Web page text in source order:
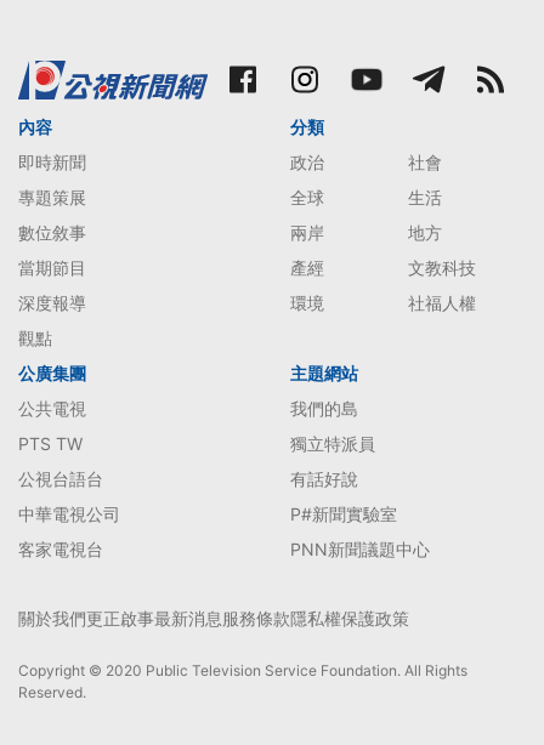
內容
即時新聞
專題策展
數位敘事
當期節目
深度報導
觀點
分類
政治
社會
全球
生活
兩岸
地方
產經
文教科技
環境
社福人權
公廣集團
公共電視
PTS TW
公視台語台
中華電視公司
客家電視台
主題網站
我們的島
獨立特派員
有話好說
P#新聞實驗室
PNN新聞議題中心
關於我們更正啟事最新消息服務條款隱私權保護政策
Copyright © 2020 Public Television Service Foundation. All Rights
Reserved.